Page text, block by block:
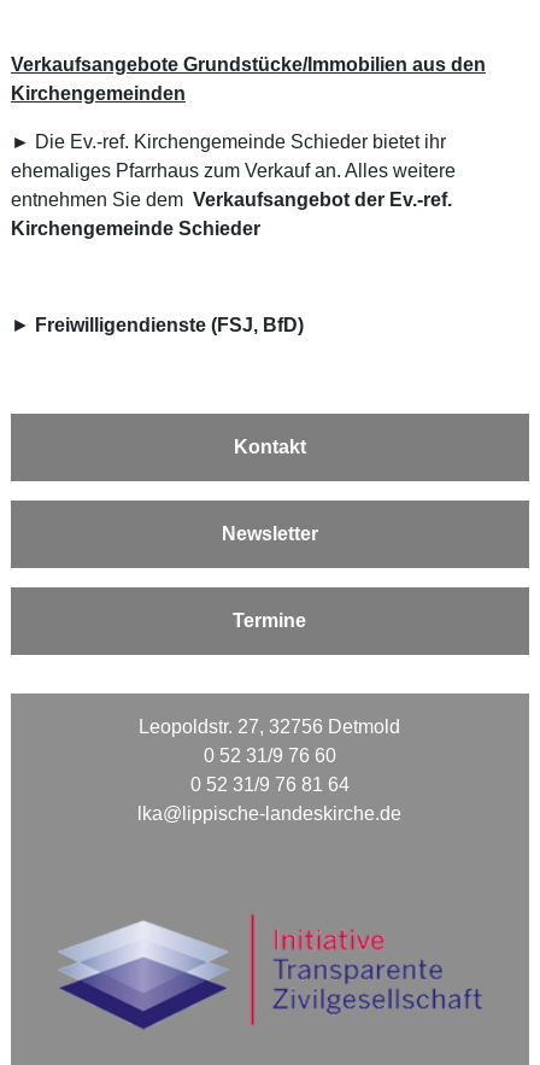
Verkaufsangebote Grundstücke/Immobilien aus den
Kirchengemeinden
► Die Ev.-ref. Kirchengemeinde Schieder bietet ihr
ehemaliges Pfarrhaus zum Verkauf an. Alles weitere
entnehmen Sie dem Verkaufsangebot der Ev.-ref.
Kirchengemeinde Schieder
► Freiwilligendienste (FSJ, BfD)
Kontakt
Newsletter
Termine
Leopoldstr. 27, 32756 Detmold
0 52 31/9 76 60
0 52 31/9 76 81 64
lka@lippische-landeskirche.de